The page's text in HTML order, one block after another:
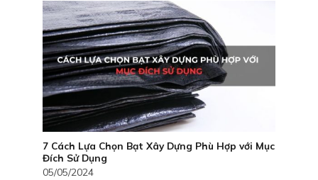
7 Cách Lựa Chọn Bạt Xây Dựng Phù Hợp với Mục
Đích Sử Dụng
05/05/2024